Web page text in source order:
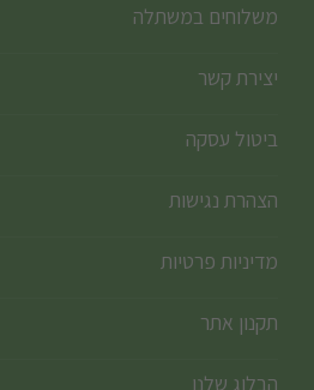
משלוחים במשתלה
יצירת קשר
ביטול עסקה
הצהרת נגישות
מדיניות פרטיות
תקנון אתר
הבלוג שלנו